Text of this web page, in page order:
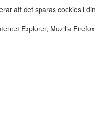
att det sparas cookies i
Explorer, Mozilla